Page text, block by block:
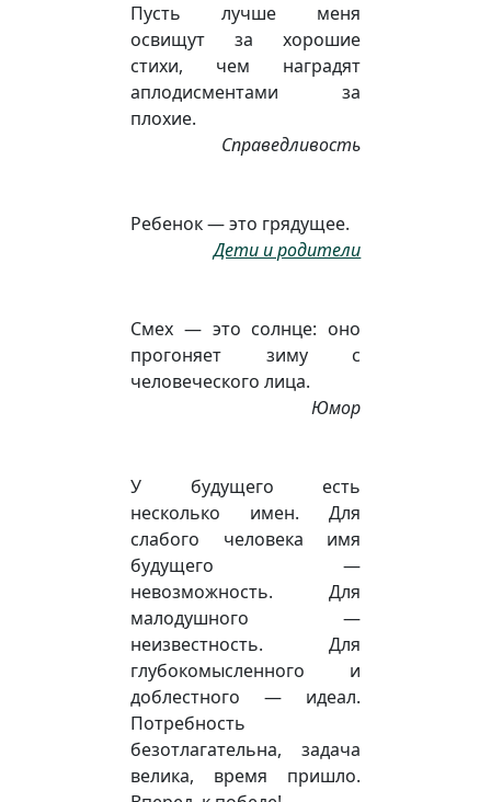
Пусть лучше меня
освищут за хорошие
стихи, чем наградят
аплодисментами за
плохие.
Справедливость
Ребенок — это грядущее.
Дети и родители
Смех — это солнце: оно
прогоняет зиму с
человеческого лица.
Юмор
У будущего есть
несколько имен. Для
слабого человека имя
будущего —
невозможность. Для
малодушного —
неизвестность. Для
глубокомысленного и
доблестного — идеал.
Потребность
безотлагательна, задача
велика, время пришло.